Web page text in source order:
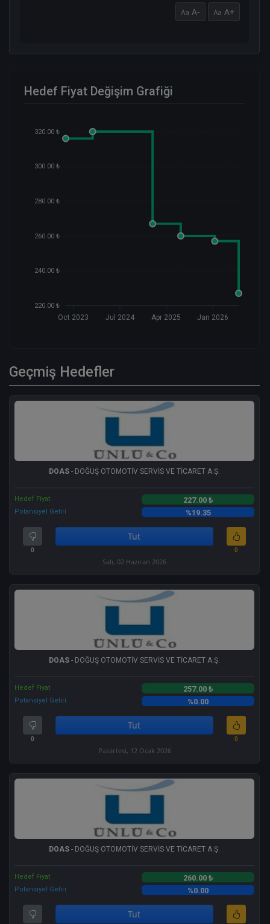
A- A+
Hedef Fiyat Değişim Grafiği
320.00 ₺
300.00 ₺
280.00 ₺
260.00 ₺
240.00 ₺
220.00 ₺
Oct 2023 Jul 2024 Apr 2025 Jan 2026
Geçmiş Hedefler
DOAS - DOĞUŞ OTOMOTİV SERVİS VE TİCARET A.Ş.
Hedef Fiyat 227.00 ₺
Potansiyel Getiri %19.35
0
Tut
0
Salı, 02 Haziran 2026
DOAS - DOĞUŞ OTOMOTİV SERVİS VE TİCARET A.Ş.
Hedef Fiyat 257.00 ₺
Potansiyel Getiri %0.00
0
Tut
0
Pazartesi, 12 Ocak 2026
DOAS - DOĞUŞ OTOMOTİV SERVİS VE TİCARET A.Ş.
Hedef Fiyat 260.00 ₺
Potansiyel Getiri %0.00
Tut